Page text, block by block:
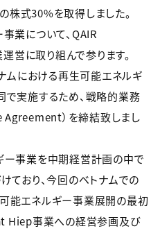
株式30%を取得しました。
業について、QAIR
に取り組んで参ります。
ムにおける再生可能エネルギ
実施するため、戦略的業務
）を締結致しまし
事業を中期経営計画の中で
ており、今回のベトナムでの
能エネルギー事業展開の最初
Hiep事業への経営参画及び